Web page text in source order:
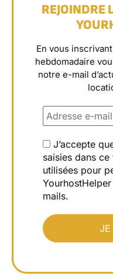
REJOINDRE
En vous
hebdomadaire
notre e-mail
J’accepte
saisies dans
utilisées pour
mails.